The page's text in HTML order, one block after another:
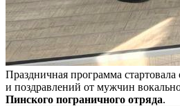
Праздничная программа
и поздравлений от мужчин
Пинского пограничного отряда.